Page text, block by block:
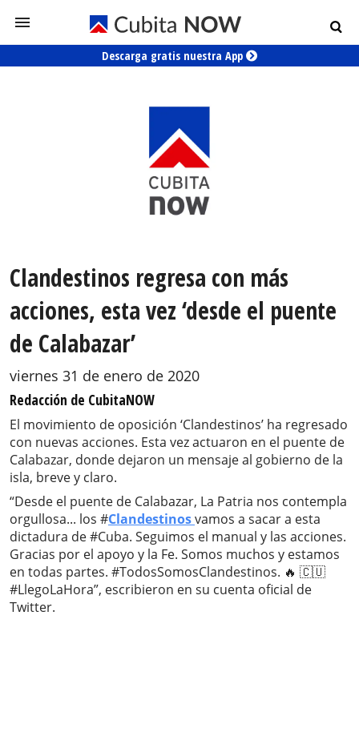
Descarga gratis nuestra App
Clandestinos regresa con más
acciones, esta vez ‘desde el puente
de Calabazar’
viernes 31 de enero de 2020
Redacción de CubitaNOW
El movimiento de oposición ‘Clandestinos’ ha regresado
con nuevas acciones. Esta vez actuaron en el puente de
Calabazar, donde dejaron un mensaje al gobierno de la
isla, breve y claro.
“Desde el puente de Calabazar, La Patria nos contempla
orgullosa... los #Clandestinosvamos a sacar a esta
dictadura de #Cuba. Seguimos el manual y las acciones.
Gracias por el apoyo y la Fe. Somos muchos y estamos
en todas partes. #TodosSomosClandestinos. 🔥 🇨🇺
#LlegoLaHora”, escribieron en su cuenta oficial de
Twitter.